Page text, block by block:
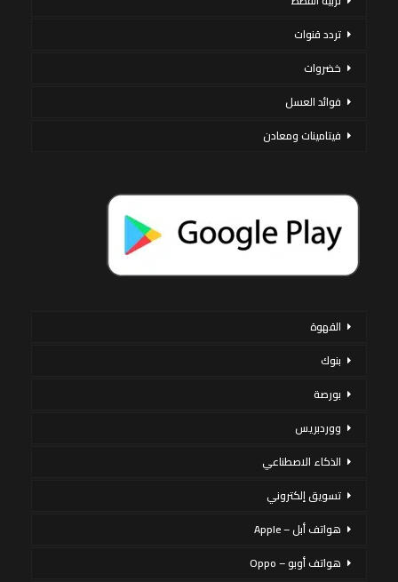
تردد قنوات
خضروات
فوائد العسل
فيتامينات ومعادن
القهوة
بنوك
بورصة
ووردبريس
الذكاء الاصطناعي
تسويق إلكتروني
هواتف أبل – Apple
هواتف أوبو – Oppo